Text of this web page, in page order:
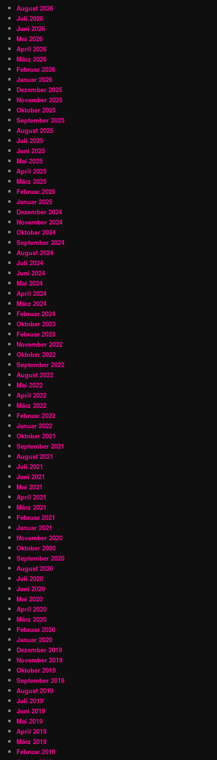
August 2026
Juli 2026
Juni 2026
Mai 2026
April 2026
März 2026
Februar 2026
Januar 2026
Dezember 2025
November 2025
Oktober 2025
September 2025
August 2025
Juli 2025
Juni 2025
Mai 2025
April 2025
März 2025
Februar 2025
Januar 2025
Dezember 2024
November 2024
Oktober 2024
September 2024
August 2024
Juli 2024
Juni 2024
Mai 2024
April 2024
März 2024
Februar 2024
Oktober 2023
Februar 2023
November 2022
Oktober 2022
September 2022
August 2022
Mai 2022
April 2022
März 2022
Februar 2022
Januar 2022
Oktober 2021
September 2021
August 2021
Juli 2021
Juni 2021
Mai 2021
April 2021
März 2021
Februar 2021
Januar 2021
November 2020
Oktober 2020
September 2020
August 2020
Juli 2020
Juni 2020
Mai 2020
April 2020
März 2020
Februar 2020
Januar 2020
Dezember 2019
November 2019
Oktober 2019
September 2019
August 2019
Juli 2019
Juni 2019
Mai 2019
April 2019
März 2019
Februar 2019